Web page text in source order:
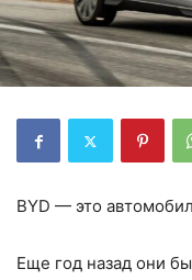
BYD — это
Еще год назад они